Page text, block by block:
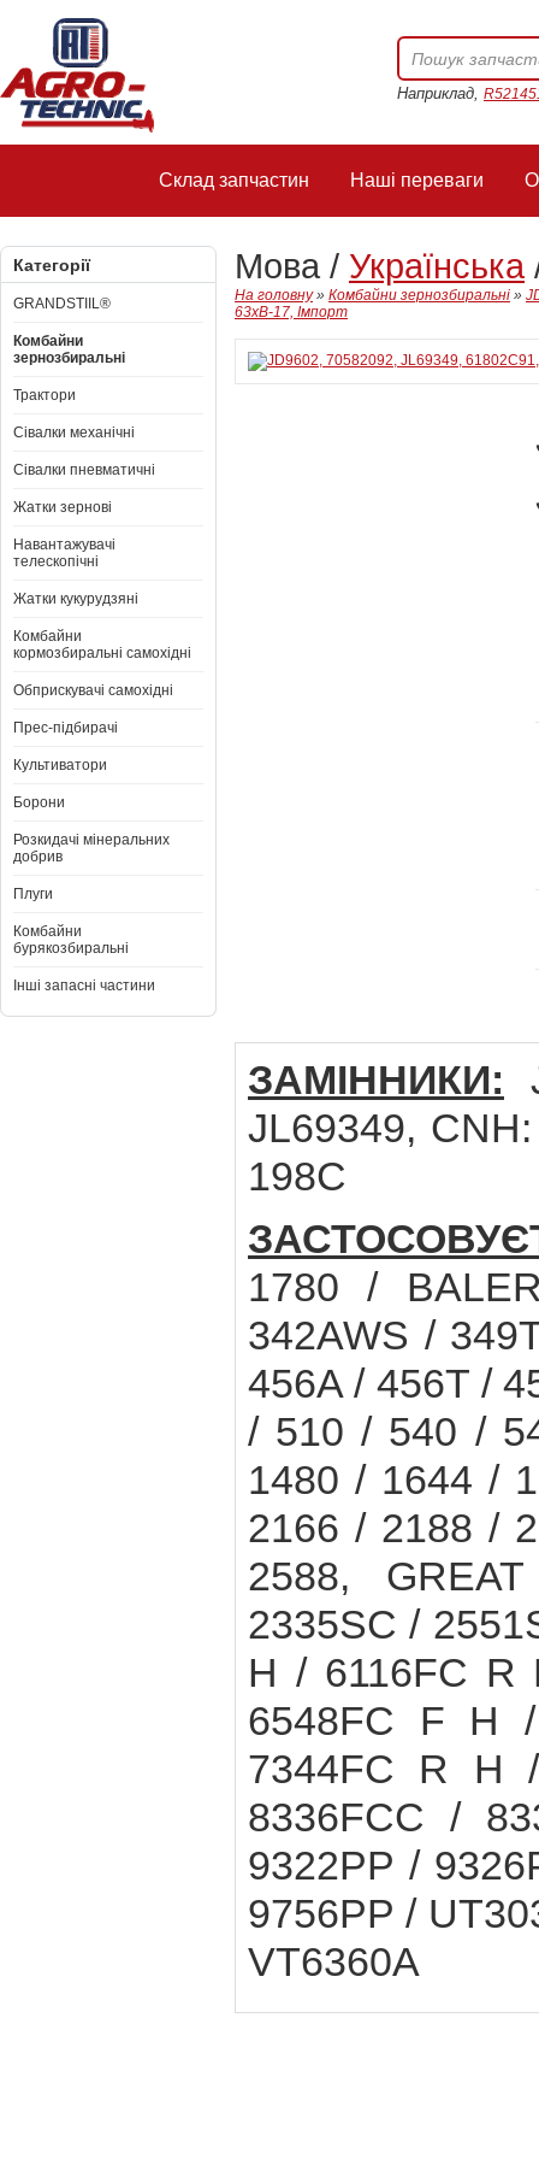
Наприклад,
Склад запчастин Наші переваги
Категорії
GRANDSTIIL®
Комбайни
зернозбиральні
Трактори
Сівалки механічні
Сівалки пневматичні
Жатки зернові
Навантажувачі
телескопічні
Жатки кукурудзяні
Комбайни
кормозбиральні самохідні
Обприскувачі самохідні
Прес-підбирачі
Культиватори
Борони
Розкидачі мінеральних
добрив
Плуги
Комбайни
бурякозбиральні
Інші запасні частини
Мова / Українська
На головну» Комбайни зернозбиральні »
63xB-17, Імпорт
ЗАМІННИКИ:
JL69349,
198C
1780 /
342AWS /
456A / 456T /
/ 510 / 540 /
1480 / 1644 /
2166 / 2188 /
2588,
2335SC /
H / 6116FC
6548FC F H
7344FC R H
8336FCC /
9322PP /
9756PP /
VT6360A